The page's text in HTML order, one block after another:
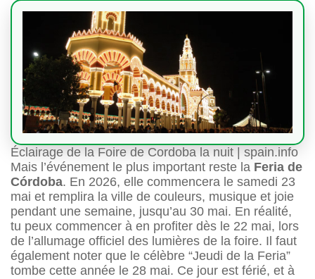
Éclairage de la Foire de Cordoba la nuit | spain.info
Mais l’événement le plus important reste la Feria de
Córdoba. En 2026, elle commencera le samedi 23
mai et remplira la ville de couleurs, musique et joie
pendant une semaine, jusqu’au 30 mai. En réalité,
tu peux commencer à en profiter dès le 22 mai, lors
de l’allumage officiel des lumières de la foire. Il faut
également noter que le célèbre “Jeudi de la Feria”
tombe cette année le 28 mai. Ce jour est férié, et à